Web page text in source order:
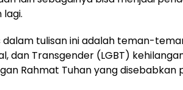
dalam tulisan ini adalah teman-
dan Transgender (LGBT)
Rahmat Tuhan yang disebabkan